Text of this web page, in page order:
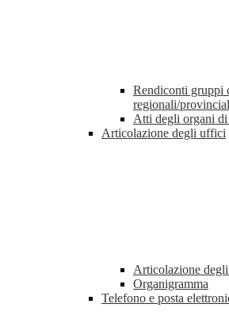
Rendiconti gruppi
regionali/
Atti degli organi
Articolazione degli uffici
Articolazione
Organigramma
Telefono e posta